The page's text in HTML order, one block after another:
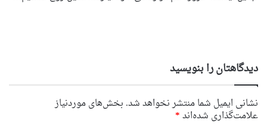
دیدگاهتان را بنویسید
نشانی ایمیل شما منتشر نخواهد شد. بخش‌های موردنیاز
علامت‌گذاری شده‌اند*